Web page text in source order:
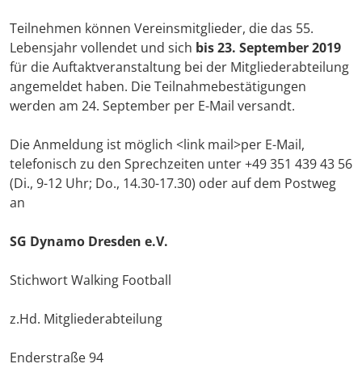
Teilnehmen können Vereinsmitglieder, die das 55.
Lebensjahr vollendet und sich bis 23. September 2019
für die Auftaktveranstaltung bei der Mitgliederabteilung
angemeldet haben. Die Teilnahmebestätigungen
werden am 24. September per E-Mail versandt.
Die Anmeldung ist möglich <link mail>per E-Mail,
telefonisch zu den Sprechzeiten unter +49 351 439 43 56
(Di., 9-12 Uhr; Do., 14.30-17.30) oder auf dem Postweg
an
SG Dynamo Dresden e.V.
Stichwort Walking Football
z.Hd. Mitgliederabteilung
Enderstraße 94